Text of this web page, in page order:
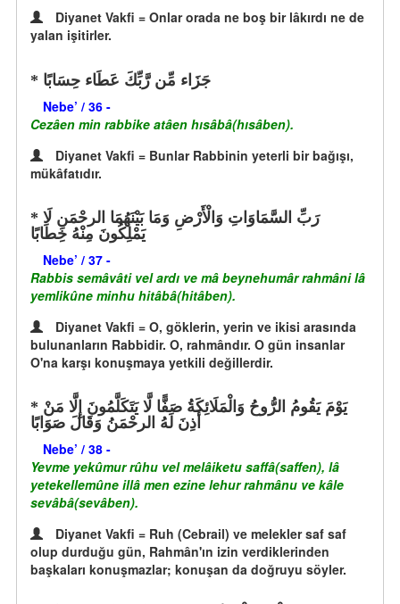
Diyanet Vakfi = Onlar orada ne boş bir lâkırdı ne de
yalan işitirler.
جَزَاء مِّن رَّبِّكَ عَطَاء حِسَابًا
Nebe’ / 36 -
Cezâen min rabbike atâen hısâbâ(hısâben).
Diyanet Vakfi = Bunlar Rabbinin yeterli bir bağışı,
mükâfatıdır.
يَمْلِكُونَ مِنْهُ خِطَابًا
Nebe’ / 37 -
Rabbis semâvâti vel ardı ve mâ beynehumâr rahmâni lâ
yemlikûne minhu hitâbâ(hitâben).
Diyanet Vakfi = O, göklerin, yerin ve ikisi arasında
bulunanların Rabbidir. O, rahmândır. O gün insanlar
O'na karşı konuşmaya yetkili değillerdir.
أَذِنَ لَهُ الرحْمَنُ وَقَالَ صَوَابًا
Nebe’ / 38 -
Yevme yekûmur rûhu vel melâiketu saffâ(saffen), lâ
yetekellemûne illâ men ezine lehur rahmânu ve kâle
sevâbâ(sevâben).
Diyanet Vakfi = Ruh (Cebrail) ve melekler saf saf
olup durduğu gün, Rahmân'ın izin verdiklerinden
başkaları konuşmazlar; konuşan da doğruyu söyler.